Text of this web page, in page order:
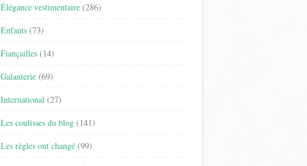
Élégance vestimentaire (286)
Enfants (73)
Fiançailles (14)
Galanterie (69)
International (27)
Les coulisses du blog (141)
Les règles ont changé (99)